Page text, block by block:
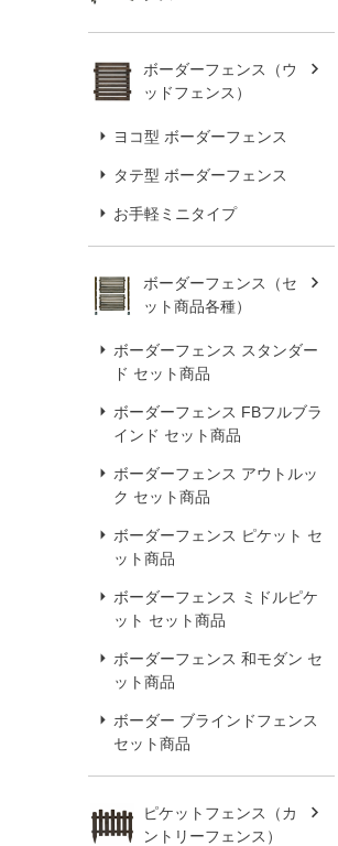
ボーダーフェンス（ウ
ッドフェンス）
ヨコ型 ボーダーフェンス
タテ型 ボーダーフェンス
お手軽ミニタイプ
ボーダーフェンス（セ
ット商品各種）
ボーダーフェンス スタンダー
ド セット商品
ボーダーフェンス FBフルブラ
インド セット商品
ボーダーフェンス アウトルッ
ク セット商品
ボーダーフェンス ピケット セ
ット商品
ボーダーフェンス ミドルピケ
ット セット商品
ボーダーフェンス 和モダン セ
ット商品
ボーダー ブラインドフェンス
セット商品
ピケットフェンス（カ
ントリーフェンス）